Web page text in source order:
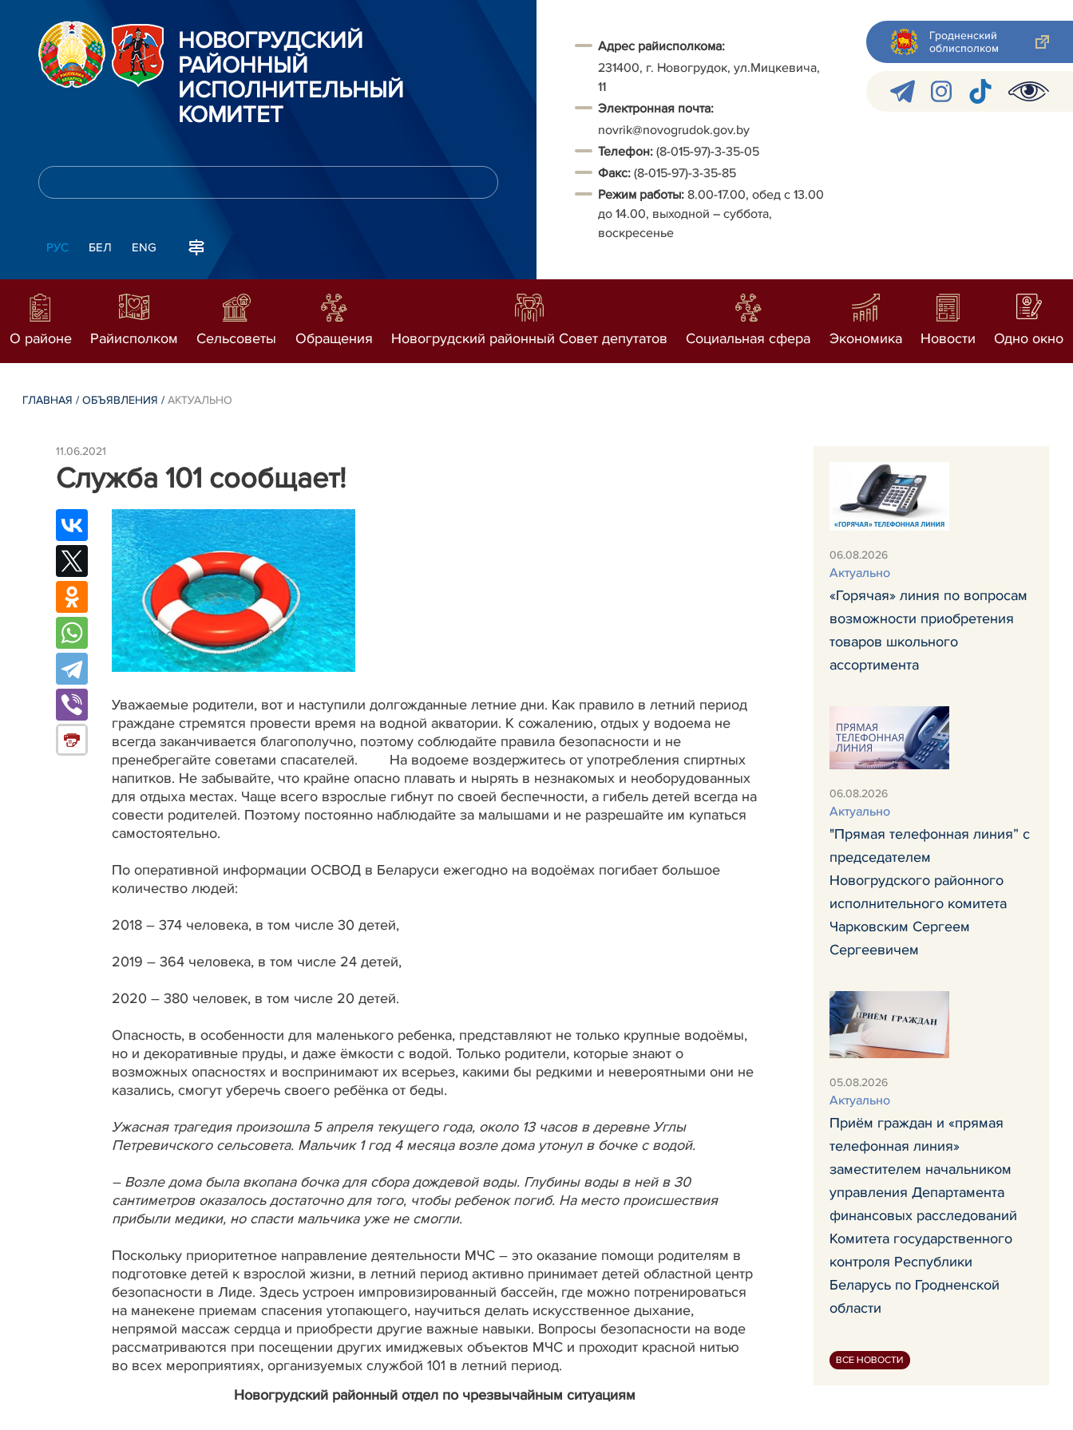
НОВОГРУДСКИЙ
РАЙОННЫЙ
ИСПОЛНИТЕЛЬНЫЙ
КОМИТЕТ
РУС БЕЛ ENG
Адрес райисполкома:
231400, г. Новогрудок, ул.Мицкевича,
11
Электронная почта:
novrik@novogrudok.gov.by
Телефон: (8-015-97)-3-35-05
Факс: (8-015-97)-3-35-85
Режим работы: 8.00-17.00, обед с 13.00
до 14.00, выходной – суббота,
воскресенье
Гродненский
облисполком
О районе Райисполком Сельсоветы Обращения Новогрудский районный Совет депутатов Социальная сфера Экономика Новости Одно окно
ГЛАВНАЯ /ОБЪЯВЛЕНИЯ /АКТУАЛЬНО
11.06.2021
Служба 101 сообщает!
Уважаемые родители, вот и наступили долгожданные летние дни. Как правило в летний период
граждане стремятся провести время на водной акватории. К сожалению, отдых у водоема не
всегда заканчивается благополучно, поэтому соблюдайте правила безопасности и не
пренебрегайте советами спасателей. На водоеме воздержитесь от употребления спиртных
напитков. Не забывайте, что крайне опасно плавать и нырять в незнакомых и необорудованных
для отдыха местах. Чаще всего взрослые гибнут по своей беспечности, а гибель детей всегда на
совести родителей. Поэтому постоянно наблюдайте за малышами и не разрешайте им купаться
самостоятельно.
По оперативной информации ОСВОД в Беларуси ежегодно на водоёмах погибает большое
количество людей:
2018 – 374 человека, в том числе 30 детей,
2019 – 364 человека, в том числе 24 детей,
2020 – 380 человек, в том числе 20 детей.
Опасность, в особенности для маленького ребенка, представляют не только крупные водоёмы,
но и декоративные пруды, и даже ёмкости с водой. Только родители, которые знают о
возможных опасностях и воспринимают их всерьез, какими бы редкими и невероятными они не
казались, смогут уберечь своего ребёнка от беды.
Ужасная трагедия произошла 5 апреля текущего года, около 13 часов в деревне Углы
Петревичского сельсовета. Мальчик 1 год 4 месяца возле дома утонул в бочке с водой.
– Возле дома была вкопана бочка для сбора дождевой воды. Глубины воды в ней в 30
сантиметров оказалось достаточно для того, чтобы ребенок погиб. На место происшествия
прибыли медики, но спасти мальчика уже не смогли.
Поскольку приоритетное направление деятельности МЧС – это оказание помощи родителям в
подготовке детей к взрослой жизни, в летний период активно принимает детей областной центр
безопасности в Лиде. Здесь устроен импровизированный бассейн, где можно потренироваться
на манекене приемам спасения утопающего, научиться делать искусственное дыхание,
непрямой массаж сердца и приобрести другие важные навыки. Вопросы безопасности на воде
рассматриваются при посещении других имиджевых объектов МЧС и проходит красной нитью
во всех мероприятиях, организуемых службой 101 в летний период.
Новогрудский районный отдел по чрезвычайным ситуациям
06.08.2026
Актуально
«Горячая» линия по вопросам
возможности приобретения
товаров школьного
ассортимента
06.08.2026
Актуально
"Прямая телефонная линия” с
председателем
Новогрудского районного
исполнительного комитета
Чарковским Сергеем
Сергеевичем
05.08.2026
Актуально
Приём граждан и «прямая
телефонная линия»
заместителем начальником
управления Департамента
финансовых расследований
Комитета государственного
контроля Республики
Беларусь по Гродненской
области
ВСЕ НОВОСТИ